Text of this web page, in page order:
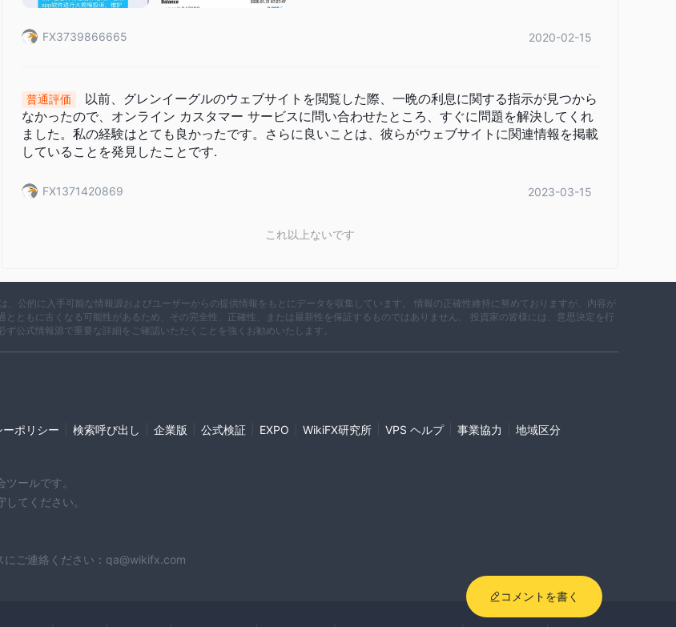
FX3739866665 2020-02-15
普通評価
以前、グレンイーグルのウェブサイトを閲覧した際、一晩の利息に関する指示が見つから
なかったので、オンライン カスタマー サービスに問い合わせたところ、すぐに問題を解決してくれ
ました。私の経験はとても良かったです。さらに良いことは、彼らがウェブサイトに関連情報を掲載
していることを発見したことです.
FX1371420869 2023-03-15
これ以上ないです
コメントを書く
、公的に入手可能な情報源およびユーザーからの提供情報をもとにデータを収集しています。 情報の正確性維持に努めておりますが、内容が
とともに古くなる可能性があるため、その完全性、正確性、または最新性を保証するものではありません。 投資家の皆様には、意思決定を行
ず公式情報源で重要な詳細をご確認いただくことを強くお勧めいたします。
ポリシー 検索呼び出し 企業版 公式検証 EXPO WikiFX研究所 VPS ヘルプ 事業協力 地域区分
ールです。
てください。
にご連絡ください：qa@wikifx.com